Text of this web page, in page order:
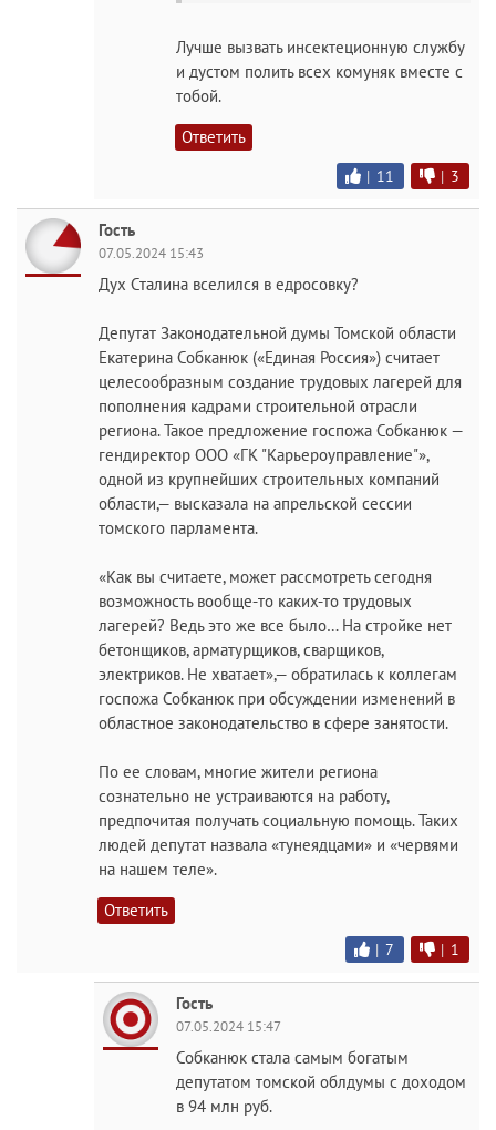
Лучше вызвать инсектеционную службу
и дустом полить всех кoмуняк вместе с
тобой.
Ответить
| 11 | 3
Гость
07.05.2024 15:43
Дух Сталина вселился в едросовку?
Депутат Законодательной думы Томской области
Екатерина Собканюк («Единая Россия») считает
целесообразным создание трудовых лагерей для
пополнения кадрами строительной отрасли
региона. Такое предложение госпожа Собканюк —
гендиректор ООО «ГК "Карьероуправление"»,
одной из крупнейших строительных компаний
области,— высказала на апрельской сессии
томского парламента.
«Как вы считаете, может рассмотреть сегодня
возможность вообще-то каких-то трудовых
лагерей? Ведь это же все было… На стройке нет
бетонщиков, арматурщиков, сварщиков,
электриков. Не хватает»,— обратилась к коллегам
госпожа Собканюк при обсуждении изменений в
областное законодательство в сфере занятости.
По ее словам, многие жители региона
сознательно не устраиваются на работу,
предпочитая получать социальную помощь. Таких
людей депутат назвала «тунеядцами» и «червями
на нашем теле».
Ответить
| 7 | 1
Гость
07.05.2024 15:47
Собканюк стала самым богатым
депутатом томской облдумы с доходом
в 94 млн руб.